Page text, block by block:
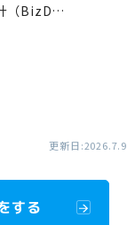
（BizD…
更新日:2026.7.9
する